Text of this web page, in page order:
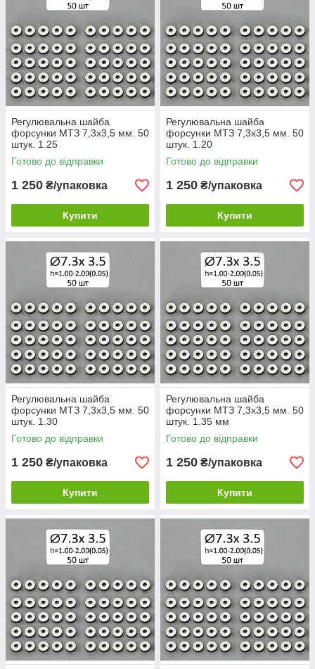
Регулювальна шайба
форсунки МТЗ 7,3х3,5 мм. 50
штук. 1.25
Готово до відправки
1 250 ₴/упаковка
Купити
Регулювальна шайба
форсунки МТЗ 7,3х3,5 мм. 50
штук. 1.20
Готово до відправки
1 250 ₴/упаковка
Купити
Регулювальна шайба
форсунки МТЗ 7,3х3,5 мм. 50
штук. 1.30
Готово до відправки
1 250 ₴/упаковка
Купити
Регулювальна шайба
форсунки МТЗ 7,3х3,5 мм. 50
штук. 1.35 мм
Готово до відправки
1 250 ₴/упаковка
Купити